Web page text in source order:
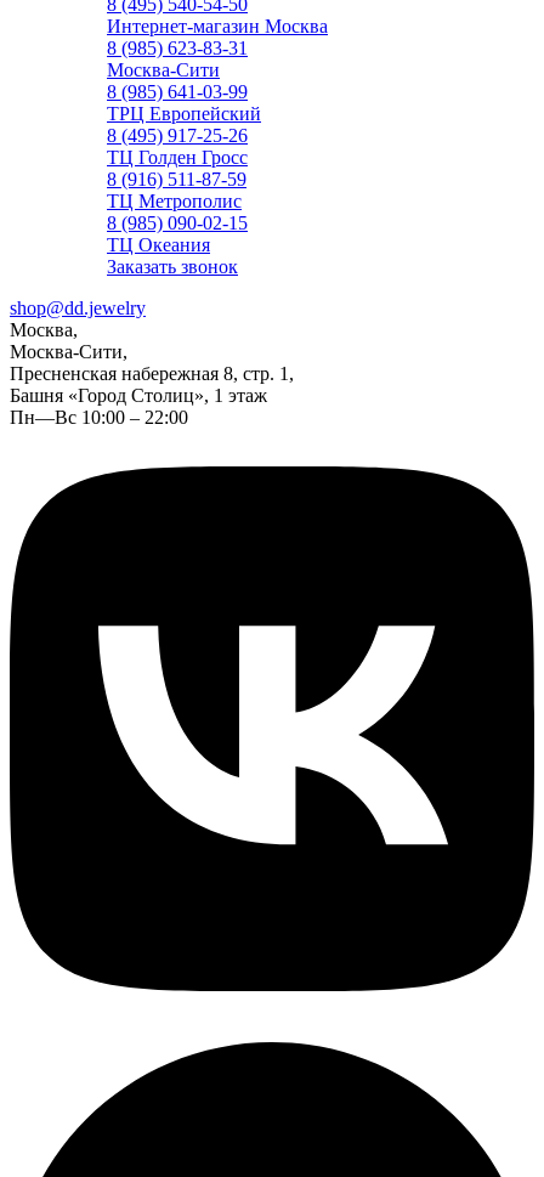
8 (495) 540-54-50
Интернет-магазин Москва
8 (985) 623-83-31
Москва-Сити
8 (985) 641-03-99
ТРЦ Европейский
8 (495) 917-25-26
ТЦ Голден Гросс
8 (916) 511-87-59
ТЦ Метрополис
8 (985) 090-02-15
ТЦ Океания
Заказать звонок
shop@dd.jewelry
Москва,
Москва-Сити,
Пресненская набережная 8, стр. 1,
Башня «Город Столиц», 1 этаж
Пн—Вс 10:00 – 22:00